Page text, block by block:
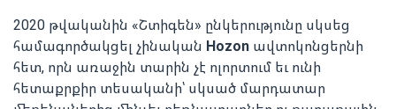
2020 թվականին «Շտիգեն» ընկերությունը սկսեց
համագործակցել չինական Hozon ավտոկոնցերնի
հետ, որն առաջին տարին չէ ոլորտում եւ ունի
հետաքրքիր տեսականի՝ սկսած մարդատար